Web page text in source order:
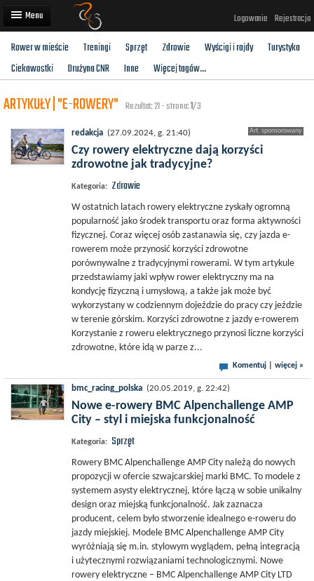
Logowanie Rejestracja
Artykuły
Użytkownicy
Rower w mieście Treningi Sprzęt Zdrowie Wyścigi i rajdy
Turystyka
Ciekawostki
Drużyna CNR Inne Więcej tagów...
ARTYKUŁY | "E-ROWERY" Rezultat: 21 - strona:1/3
redakcja (27.09.2024, g. 21:40)
Czy rowery elektryczne dają korzyści
zdrowotne jak tradycyjne?
Kategoria: Zdrowie
W ostatnich latach rowery elektryczne zyskały ogromną
popularność jako środek transportu oraz forma aktywności
fizycznej. Coraz więcej osób zastanawia się, czy jazda e-
rowerem może przynosić korzyści zdrowotne
porównywalne z tradycyjnymi rowerami. W tym artykule
przedstawiamy jaki wpływ rower elektryczny ma na
kondycję fizyczną i umysłową, a także jak może być
wykorzystany w codziennym dojeździe do pracy czy jeździe
w terenie górskim. Korzyści zdrowotne z jazdy e-rowerem
Korzystanie z roweru elektrycznego przynosi liczne korzyści
zdrowotne, które idą w parze z...
Komentuj więcej »
bmc_racing_polska (20.05.2019, g. 22:42)
Nowe e-rowery BMC Alpenchallenge AMP
City – styl i miejska funkcjonalność
Kategoria: Sprzęt
Rowery BMC Alpenchallenge AMP City należą do nowych
propozycji w ofercie szwajcarskiej marki BMC. To modele z
systemem asysty elektrycznej, które łączą w sobie unikalny
design oraz miejską funkcjonalność. Jak zaznacza
producent, celem było stworzenie idealnego e-roweru do
jazdy miejskiej. Modele BMC Alpenchallenge AMP City
wyróżniają się m.in. stylowym wyglądem, pełną integracją
i użytecznymi rozwiązaniami technologicznymi. Nowe
rowery elektryczne – BMC Alpenchallenge AMP City LTD